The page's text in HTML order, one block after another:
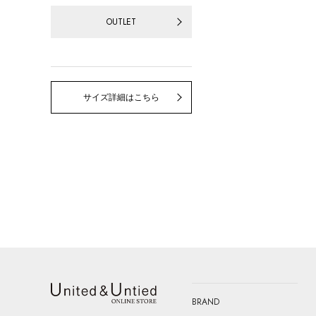
OUTLET
サイズ詳細はこちら
United & Untied ONLINE STORE
BRAND